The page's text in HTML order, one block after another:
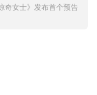
奇女士》发布首个预告